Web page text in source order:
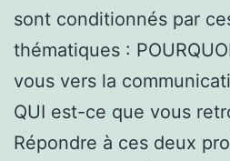
sont conditionnés par
thématiques :
vous vers la
QUI est-ce que vous
Répondre à ces deux